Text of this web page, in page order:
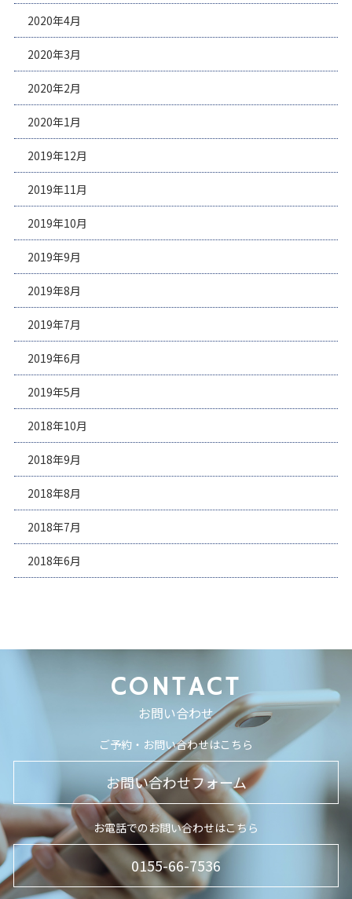
2020年4月
2020年3月
2020年2月
2020年1月
2019年12月
2019年11月
2019年10月
2019年9月
2019年8月
2019年7月
2019年6月
2019年5月
2018年10月
2018年9月
2018年8月
2018年7月
2018年6月
CONTACT
お問い合わせ
ご予約・お問い合わせはこちら
お問い合わせフォーム
お電話でのお問い合わせはこちら
0155-66-7536